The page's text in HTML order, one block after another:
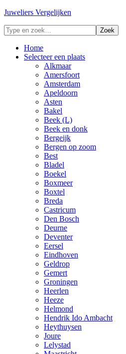
Juweliers Vergelijken
Home
Selecteer een plaats
Alkmaar
Amersfoort
Amsterdam
Apeldoorn
Asten
Bakel
Beek (L)
Beek en donk
Bergeijk
Bergen op zoom
Best
Bladel
Boekel
Boxmeer
Boxtel
Breda
Castricum
Den Bosch
Deurne
Deventer
Eersel
Eindhoven
Geldrop
Gemert
Groningen
Heerlen
Heeze
Helmond
Hendrik Ido Ambacht
Heythuysen
Joure
Lelystad